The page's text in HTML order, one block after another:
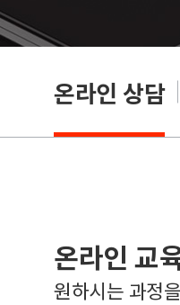
온라인 상담
온라인 교
원하시는 과정